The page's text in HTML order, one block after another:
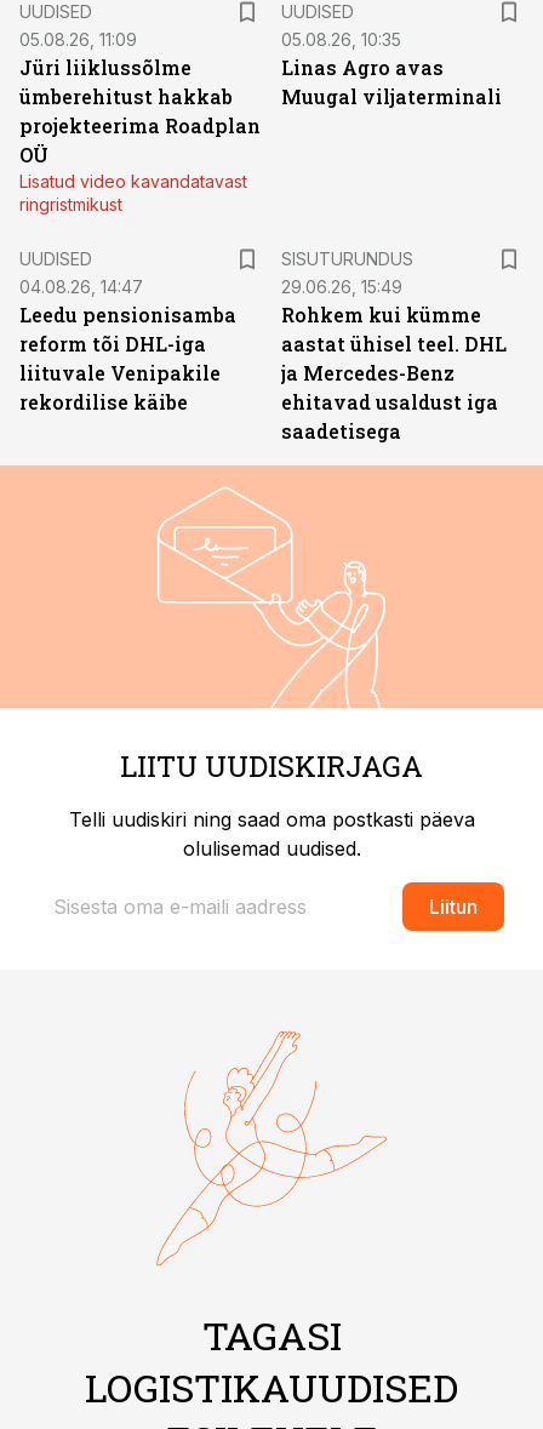
UUDISED
05.08.26, 11:09
Jüri liiklussõlme
ümberehitust hakkab
projekteerima Roadplan
OÜ
Lisatud video kavandatavast
ringristmikust
UUDISED
05.08.26, 10:35
Linas Agro avas
Muugal viljaterminali
UUDISED
04.08.26, 14:47
Leedu pensionisamba
reform tõi DHL-iga
liituvale Venipakile
rekordilise käibe
SISUTURUNDUS
29.06.26, 15:49
Rohkem kui kümme
aastat ühisel teel. DHL
ja Mercedes-Benz
ehitavad usaldust iga
saadetisega
LIITU UUDISKIRJAGA
Telli uudiskiri ning saad oma postkasti päeva
olulisemad uudised.
Liitun
TAGASI
LOGISTIKAUUDISED